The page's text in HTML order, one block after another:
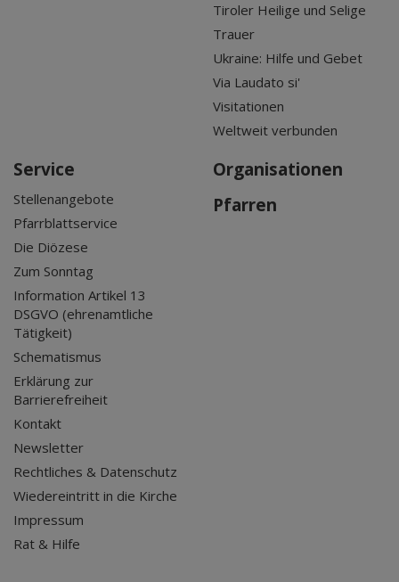
Tiroler Heilige und Selige
Trauer
Ukraine: Hilfe und Gebet
Via Laudato si'
Visitationen
Weltweit verbunden
Service
Stellenangebote
Pfarrblattservice
Die Diözese
Zum Sonntag
Information Artikel 13
DSGVO (ehrenamtliche
Tätigkeit)
Schematismus
Erklärung zur
Barrierefreiheit
Kontakt
Newsletter
Rechtliches & Datenschutz
Wiedereintritt in die Kirche
Impressum
Rat & Hilfe
Organisationen
Pfarren